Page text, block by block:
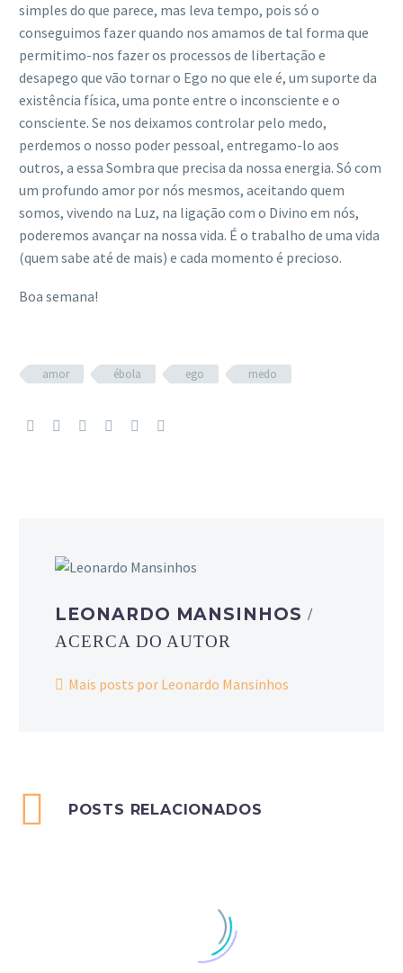
simples do que parece, mas leva tempo, pois só o
conseguimos fazer quando nos amamos de tal forma que
permitimo-nos fazer os processos de libertação e
desapego que vão tornar o Ego no que ele é, um suporte da
existência física, uma ponte entre o inconsciente e o
consciente. Se nos deixamos controlar pelo medo,
perdemos o nosso poder pessoal, entregamo-lo aos
outros, a essa Sombra que precisa da nossa energia. Só com
um profundo amor por nós mesmos, aceitando quem
somos, vivendo na Luz, na ligação com o Divino em nós,
poderemos avançar na nossa vida. É o trabalho de uma vida
(quem sabe até de mais) e cada momento é precioso.
Boa semana!
amor ébola ego medo
LEONARDO MANSINHOS/
ACERCA DO AUTOR
Mais posts por Leonardo Mansinhos
POSTS RELACIONADOS